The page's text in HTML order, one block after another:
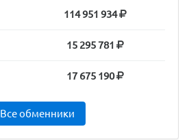
114 951 934
15 295 781
17 675 190
Все обменники